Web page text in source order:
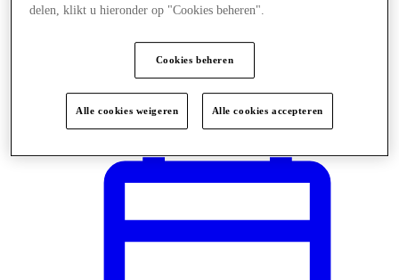
delen, klikt u hieronder op "Cookies beheren".
Cookies beheren
Alle cookies weigeren Alle cookies accepteren